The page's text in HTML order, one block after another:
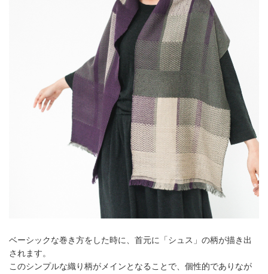
ベーシックな巻き方をした時に、首元に「シュス」の柄が描き出
されます。
このシンプルな織り柄がメインとなることで、個性的でありなが